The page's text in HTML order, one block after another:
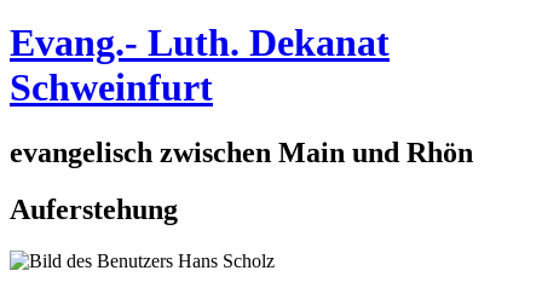
Evang.- Luth. Dekanat
Schweinfurt
evangelisch zwischen Main und Rhön
Auferstehung